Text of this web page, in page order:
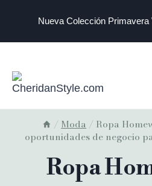
Nueva Colección Primavera
/ Moda /Ropa
oportunidades de negocio
Ropa